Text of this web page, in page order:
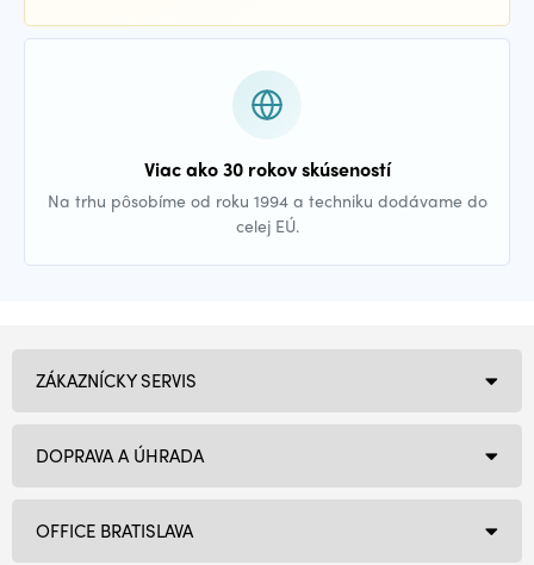
Viac ako 30 rokov skúseností
Na trhu pôsobíme od roku 1994 a techniku dodávame do
celej EÚ.
OFFICE BRATISLAVA
ZÁKAZNÍCKY SERVIS
DOPRAVA A ÚHRADA